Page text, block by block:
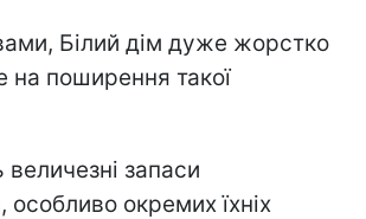
Білий дім дуже жорстко
на поширення такої
запаси
особливо окремих їхніх